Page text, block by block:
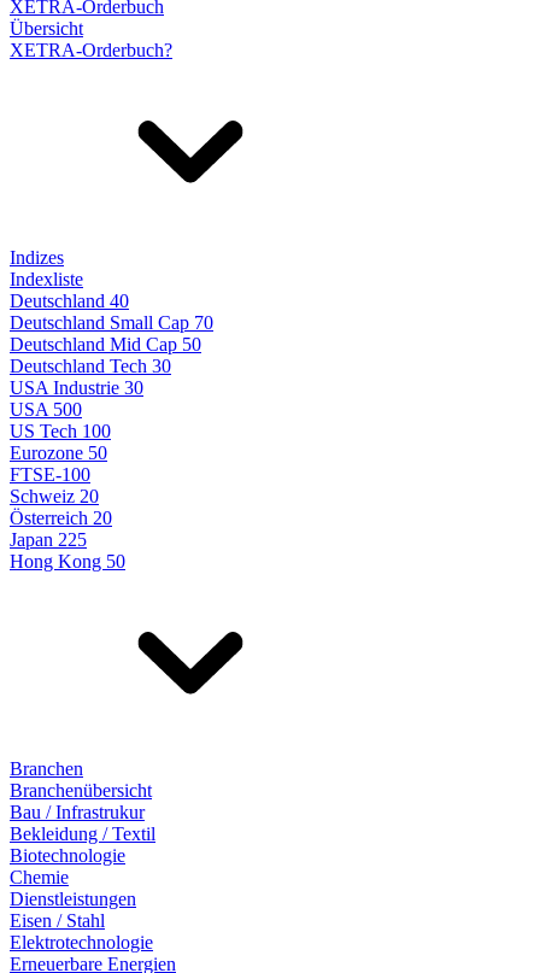
XETRA-Orderbuch
Übersicht
XETRA-Orderbuch?
Indizes
Indexliste
Deutschland 40
Deutschland Small Cap 70
Deutschland Mid Cap 50
Deutschland Tech 30
USA Industrie 30
USA 500
US Tech 100
Eurozone 50
FTSE-100
Schweiz 20
Österreich 20
Japan 225
Hong Kong 50
Branchen
Branchenübersicht
Bau / Infrastrukur
Bekleidung / Textil
Biotechnologie
Chemie
Dienstleistungen
Eisen / Stahl
Elektrotechnologie
Erneuerbare Energien